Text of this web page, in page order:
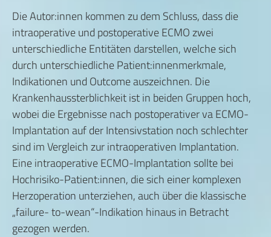
Die Autor:innen kommen zu dem Schluss, dass die
intraoperative und postoperative ECMO zwei
unterschiedliche Entitäten darstellen, welche sich
durch unterschiedliche Patient:innenmerkmale,
Indikationen und Outcome auszeichnen. Die
Krankenhaussterblichkeit ist in beiden Gruppen hoch,
wobei die Ergebnisse nach postoperativer va ECMO-
Implantation auf der Intensivstation noch schlechter
sind im Vergleich zur intraoperativen Implantation.
Eine intraoperative ECMO-Implantation sollte bei
Hochrisiko-Patient:innen, die sich einer komplexen
Herzoperation unterziehen, auch über die klassische
„failure- to-wean“-Indikation hinaus in Betracht
gezogen werden.